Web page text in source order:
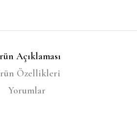
Açıklaması
Özellikleri
Yorumlar